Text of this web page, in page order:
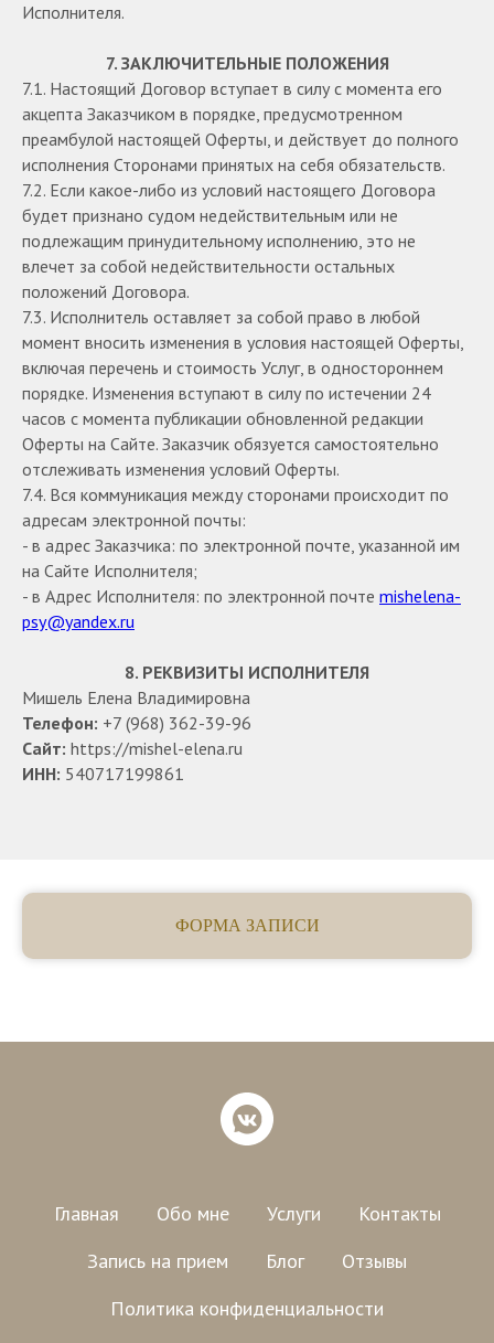
Исполнителя.
7. ЗАКЛЮЧИТЕЛЬНЫЕ ПОЛОЖЕНИЯ
7.1. Настоящий Договор вступает в силу с момента его
акцепта Заказчиком в порядке, предусмотренном
преамбулой настоящей Оферты, и действует до полного
исполнения Сторонами принятых на себя обязательств.
7.2. Если какое-либо из условий настоящего Договора
будет признано судом недействительным или не
подлежащим принудительному исполнению, это не
влечет за собой недействительности остальных
положений Договора.
7.3. Исполнитель оставляет за собой право в любой
момент вносить изменения в условия настоящей Оферты,
включая перечень и стоимость Услуг, в одностороннем
порядке. Изменения вступают в силу по истечении 24
часов с момента публикации обновленной редакции
Оферты на Сайте. Заказчик обязуется самостоятельно
отслеживать изменения условий Оферты.
7.4. Вся коммуникация между сторонами происходит по
адресам электронной почты:
- в адрес Заказчика: по электронной почте, указанной им
на Сайте Исполнителя;
- в Адрес Исполнителя: по электронной почте mishelena-
psy@yandex.ru
8. РЕКВИЗИТЫ ИСПОЛНИТЕЛЯ
Мишель Елена Владимировна
Телефон: +7 (968) 362-39-96
Сайт: https://mishel-elena.ru
ИНН: 540717199861
ФОРМА ЗАПИСИ
Главная Обо мне Услуги
Контакты
Запись на прием
Блог
Отзывы
Политика конфиденциальности